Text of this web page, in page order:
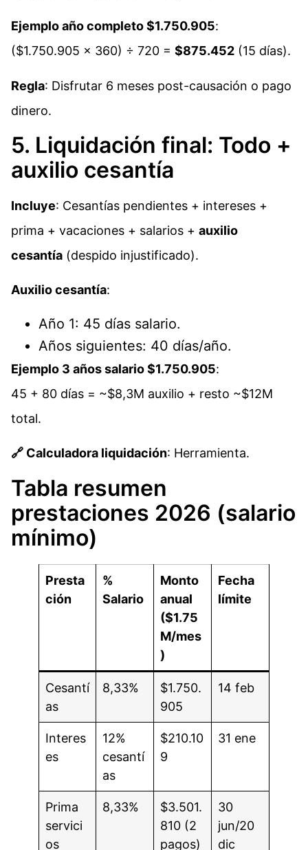
Ejemplo año completo $1.750.905:
($1.750.905 × 360) ÷ 720 = $875.452 (15 días).
Regla: Disfrutar 6 meses post-causación o pago
dinero.
5. Liquidación final: Todo +
auxilio cesantía
Incluye: Cesantías pendientes + intereses +
prima + vacaciones + salarios + auxilio
cesantía (despido injustificado).
Auxilio cesantía:
Año 1: 45 días salario.
Años siguientes: 40 días/año.
Ejemplo 3 años salario $1.750.905:
45 + 80 días = ~$8,3M auxilio + resto ~$12M
total.
🔗 Calculadora liquidación: Herramienta.
Tabla resumen
prestaciones 2026 (salario
mínimo)
Presta
ción
%
Salario
Monto
anual
($1.75
M/mes
)
Fecha
límite
Cesantí
as
8,33%
$1.750.
905
14 feb
Interes
es
12%
cesantí
as
$210.10
9
31 ene
Prima
servici
os
8,33%
$3.501.
810 (2
pagos)
30
jun/20
dic